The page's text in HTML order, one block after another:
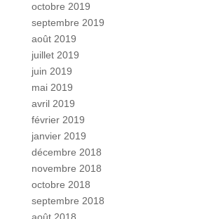
octobre 2019
septembre 2019
août 2019
juillet 2019
juin 2019
mai 2019
avril 2019
février 2019
janvier 2019
décembre 2018
novembre 2018
octobre 2018
septembre 2018